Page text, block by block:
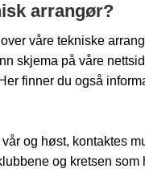
arrangør?
våre tekniske
skjema på våre
finner du også
og høst, kontaktes
og kretsen som